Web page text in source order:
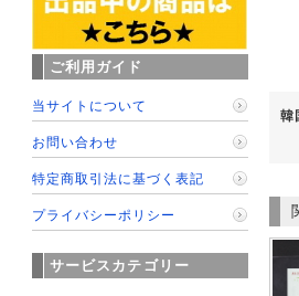
韓
ご利用ガイド
当サイトについて
お問い合わせ
特定商取引法に基づく表記
プライバシーポリシー
サービスカテゴリー